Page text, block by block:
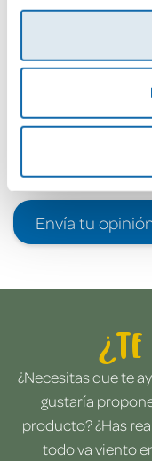
Envía tu
¿Necesitas que te
gustaría
producto? ¿Has
todo va viento